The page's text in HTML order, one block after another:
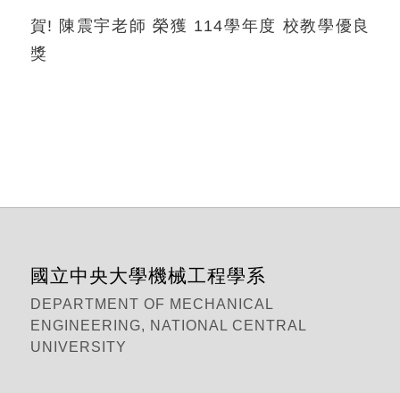
賀! 陳震宇老師 榮獲 114學年度 校教學優良
獎
國立中央大學機械工程學系
DEPARTMENT OF MECHANICAL
ENGINEERING, NATIONAL CENTRAL
UNIVERSITY